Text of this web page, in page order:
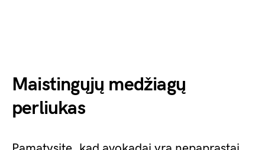
Maistingųjų medžiagų
perliukas